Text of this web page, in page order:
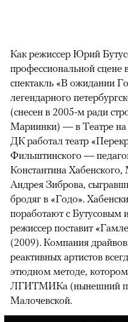
Как режиссер Юрий
профессиональной
спектакль «В ожидании
легендарного
(снесен в 2005-м ради
Мариинки) — в Театре
ДК работал театр
Фильштинского —
Константина
Андрея Зиброва,
бродяг в «Годо».
поработают с Бутусовым
режиссер поставит
(2009). Компания
реактивных артистов
этюдном методе,
ЛГИТМИКа (нынешний
Малочевской.